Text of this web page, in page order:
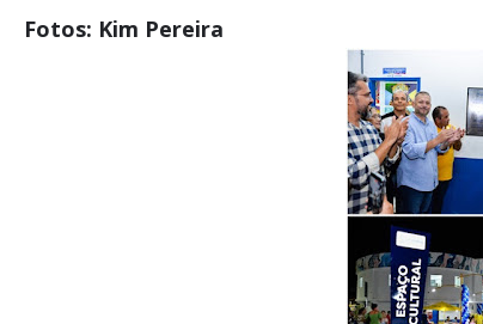
Fotos: Kim Pereira